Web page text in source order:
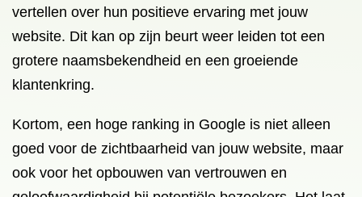
vertellen over hun positieve ervaring met jouw
website. Dit kan op zijn beurt weer leiden tot een
grotere naamsbekendheid en een groeiende
klantenkring.
Kortom, een hoge ranking in Google is niet alleen
goed voor de zichtbaarheid van jouw website, maar
ook voor het opbouwen van vertrouwen en